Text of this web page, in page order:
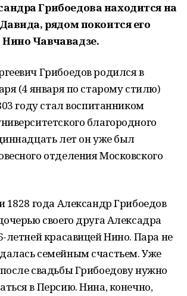
Грибоедова находится на
рядом покоится его
Чавчавадзе.
Грибоедов родился в
(4 января по старому стилю)
году стал воспитанником
благородного
лет он уже был
отделения Московского
1828 года Александр Грибоедов
своего друга Алексадра
летней красавицей Нино. Пара не
семейным счастьем. Уже
свадьбы Грибоедову нужно
в Персию. Нина, конечно,